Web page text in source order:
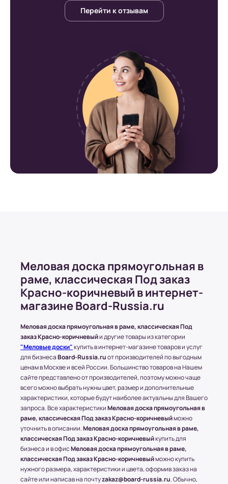
Russia.ru
Доставка по городу Москва производится
курьером. График доставки зависит от дня
- В будние дни доставка осуществляется с
12:00 до 22:00, в выходные с 8:30 до 22:30.
- Клиент может подобрать удобное для
себя время в ходе оформления заявки.
Наши специалисты доставят заказанный
товар ровно в срок;
Минимальная стоимость доставки товаров
товаров в этом случае должно быть больше
5;
Стоимость доставки может быть изменена в
зависимости от условий или пожеланий
менеджером магазина.
Доставка по Московской области
Стоимость доставки составляет 700-1500
рублей в зависимости от месторасположения
конечного пункта.
* За расчетом точной стоимости доставки
обращайтесь к менеджеру по телефону: +7 (977)
790 85-84 (Даниил)
Транспортные Компании (ТК). Доставка в
соседние регионы и города России.
Перейти к отзывам
Меловая доска прямоугольная в
раме, классическая Под заказ
Красно-коричневый в интернет-
магазине Board-Russia.ru
Меловая доска прямоугольная в раме, классическая Под
заказ Красно-коричневыйи другие товары из категории
"Меловые доски"купить в интернет-магазине товаров и услуг
для бизнесаBoard-Russia.ruот производителей по выгодным
ценам в Москве и всей России. Большинство товаров на Нашем
сайте представлено от производителей, поэтому можно чаще
всего можно выбрать нужны цвет, размер и дополнительные
характеристики, которые будут наиболее актуальны для Вашего
запроса. Все характеристикиМеловая доска прямоугольная в
раме, классическая Под заказ Красно-коричневыйможно
уточнить в описании.Меловая доска прямоугольная в раме,
классическая Под заказ Красно-коричневыйкупить для
бизнеса и в офисМеловая доска прямоугольная в раме,
классическая Под заказ Красно-коричневыйможно купить
нужного размера, характеристики и цвета, оформив заказ на
сайте или написав на почтуzakaz@board-russia.ru. Обычно,